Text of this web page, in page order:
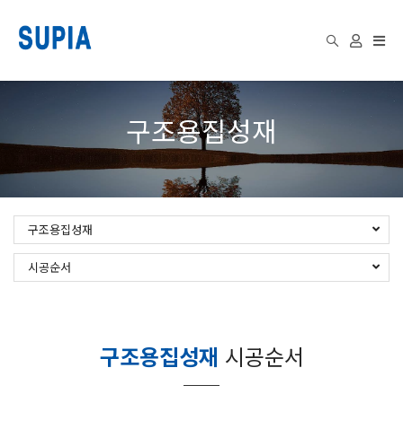
구조용집성재
구조용집성재
시공순서
구조용집성재 시공순서